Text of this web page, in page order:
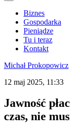
Biznes
Gospodarka
Pieniądze
Tu i teraz
Kontakt
Michał Prokopowicz
12 maj 2025, 11:33
Jawność
czas, nie